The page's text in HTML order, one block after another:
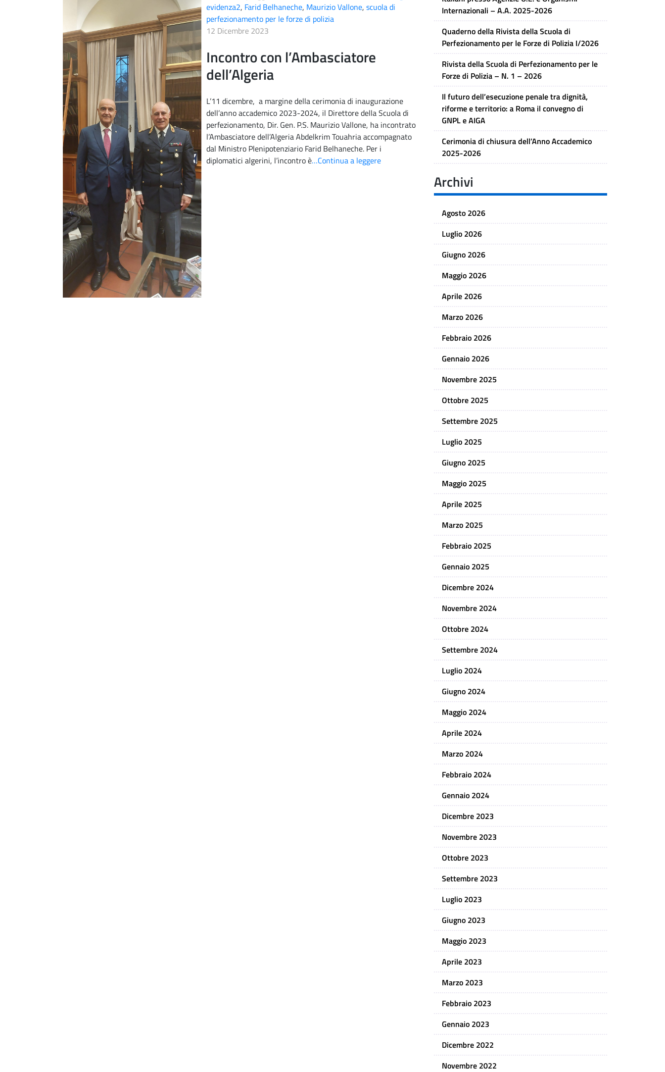
evidenza2, Farid Belhaneche, Maurizio Vallone, scuola di
perfezionamento per le forze di polizia
12 Dicembre 2023
Incontro con l’Ambasciatore
dell’Algeria
L’11 dicembre, a margine della cerimonia di inaugurazione
dell’anno accademico 2023-2024, il Direttore della Scuola di
perfezionamento, Dir. Gen. P.S. Maurizio Vallone, ha incontrato
l’Ambasciatore dell’Algeria Abdelkrim Touahria accompagnato
dal Ministro Plenipotenziario Farid Belhaneche. Per i
diplomatici algerini, l’incontro è…Continua a leggere
Internazionali – A.A. 2025-2026
Quaderno della Rivista della Scuola di
Perfezionamento per le Forze di Polizia I/2026
Rivista della Scuola di Perfezionamento per le
Forze di Polizia – N. 1 – 2026
Il futuro dell’esecuzione penale tra dignità,
riforme e territorio: a Roma il convegno di
GNPL e AIGA
Cerimonia di chiusura dell’Anno Accademico
2025-2026
Archivi
Agosto 2026
Luglio 2026
Giugno 2026
Maggio 2026
Aprile 2026
Marzo 2026
Febbraio 2026
Gennaio 2026
Novembre 2025
Ottobre 2025
Settembre 2025
Luglio 2025
Giugno 2025
Maggio 2025
Aprile 2025
Marzo 2025
Febbraio 2025
Gennaio 2025
Dicembre 2024
Novembre 2024
Ottobre 2024
Settembre 2024
Luglio 2024
Giugno 2024
Maggio 2024
Aprile 2024
Marzo 2024
Febbraio 2024
Gennaio 2024
Dicembre 2023
Novembre 2023
Ottobre 2023
Settembre 2023
Luglio 2023
Giugno 2023
Maggio 2023
Aprile 2023
Marzo 2023
Febbraio 2023
Gennaio 2023
Dicembre 2022
Novembre 2022